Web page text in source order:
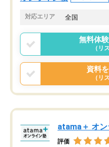
対応エリア 全国
無料体
（リ
資料
（リ
atama＋ オ
評価